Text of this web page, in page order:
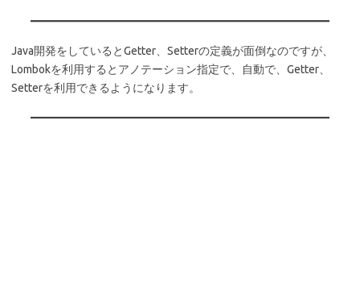
Java開発をしているとGetter、Setterの定義が面倒なのですが、
Lombokを利用するとアノテーション指定で、自動で、Getter、
Setterを利用できるようになります。